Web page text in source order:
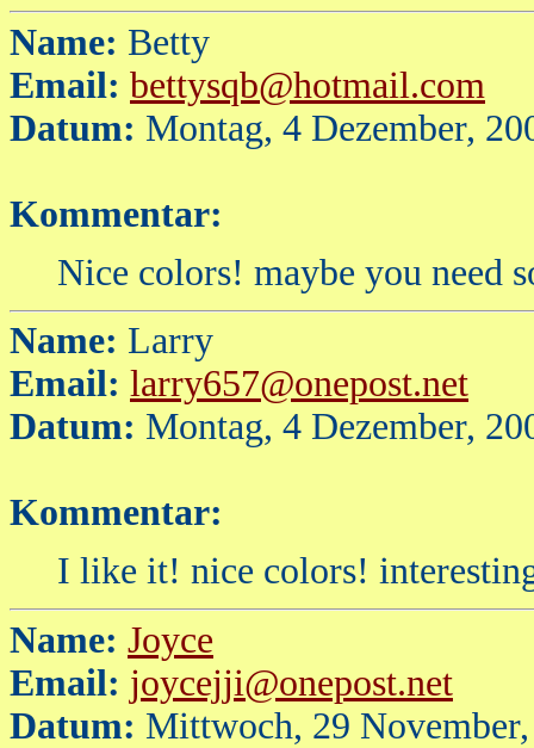
Name: Betty
Email: bettysqb@hotmail.com
Datum: Montag, 4 Dezember,
Kommentar:
Nice colors! maybe you need
Name: Larry
Email: larry657@onepost.net
Datum: Montag, 4 Dezember,
Kommentar:
I like it! nice colors!
Name: Joyce
Email: joycejji@onepost.net
Datum: Mittwoch, 29